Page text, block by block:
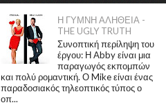
Η ΓΥΜΝΗ ΑΛΗΘΕΙΑ -
THE UGLY TRUTH
Συνοπτική περίληψη του
έργου: Η Abby είναι μια
παραγωγός εκπομπών
και πολύ ρομαντική. Ο Mike είναι ένας
παραδοσιακός τηλεοπτικός τύπος ο
οπ...